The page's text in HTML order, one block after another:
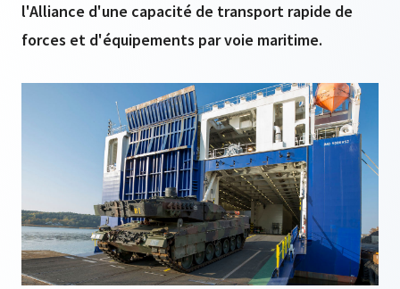
l'Alliance d'une capacité de transport rapide de
forces et d'équipements par voie maritime.